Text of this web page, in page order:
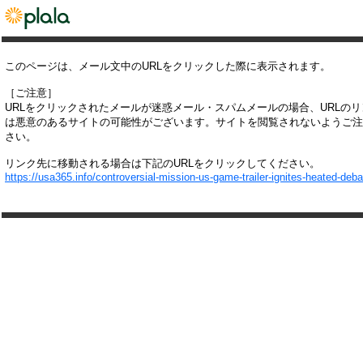
このページは、メール文中のURLをクリックした際に表示されます。
［ご注意］
URLをクリックされたメールが迷惑メール・スパムメールの場合、URLの
は悪意のあるサイトの可能性がございます。サイトを閲覧されないようご
さい。
リンク先に移動される場合は下記のURLをクリックしてください。
https://usa365.info/controversial-mission-us-game-trailer-ignites-heated-